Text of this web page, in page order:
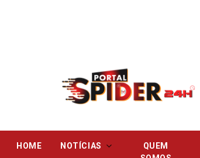
HOME NOTÍCIAS
QUEM